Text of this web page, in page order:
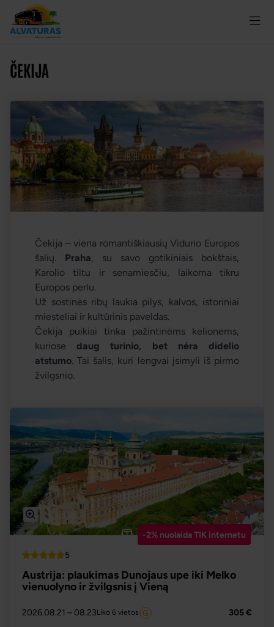
ČEKIJA
Čekija – viena romantiškiausių Vidurio Europos
šalių. Praha, su savo gotikiniais bokštais,
Karolio tiltu ir senamiesčiu, laikoma tikru
Europos perlu.
Už sostinės ribų laukia pilys, kalvos, istoriniai
miesteliai ir kultūrinis paveldas.
Čekija puikiai tinka pažintinėms kelionėms,
kuriosedaug turinio, bet nėra didelio
atstumo. Tai šalis, kuri lengvai įsimyli iš pirmo
žvilgsnio.
-2% nuolaida TIK internetu
5
Austrija: plaukimas Dunojaus upe iki Melko
vienuolyno ir žvilgsnis į Vieną
2026.08.21 – 08.23Liko 6 vietos 305 €